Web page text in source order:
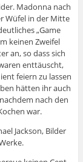
Madonna nach
Wüfel in der Mitte
„Game
keinen Zweifel
an, so dass sich
enttäuscht,
feiern zu lassen
hätten ihr auch
nach den
war.
Jackson, Bilder